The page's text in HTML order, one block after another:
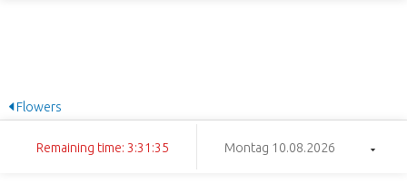
Flowers
Remaining time: 3:31:35 Montag 10.08.2026